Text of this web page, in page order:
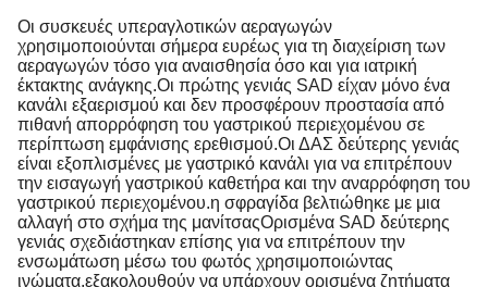
Οι συσκευές υπεραγλοτικών αεραγωγών
χρησιμοποιούνται σήμερα ευρέως για τη διαχείριση των
αεραγωγών τόσο για αναισθησία όσο και για ιατρική
έκτακτης ανάγκης.Οι πρώτης γενιάς SAD είχαν μόνο ένα
κανάλι εξαερισμού και δεν προσφέρουν προστασία από
πιθανή απορρόφηση του γαστρικού περιεχομένου σε
περίπτωση εμφάνισης ερεθισμού.Οι ΔΑΣ δεύτερης γενιάς
είναι εξοπλισμένες με γαστρικό κανάλι για να επιτρέπουν
την εισαγωγή γαστρικού καθετήρα και την αναρρόφηση του
γαστρικού περιεχομένου.η σφραγίδα βελτιώθηκε με μια
αλλαγή στο σχήμα της μανίτσαςΟρισμένα SAD δεύτερης
γενιάς σχεδιάστηκαν επίσης για να επιτρέπουν την
ενσωμάτωση μέσω του φωτός χρησιμοποιώντας
ινώματα.εξακολουθούν να υπάρχουν ορισμένα ζητήματα